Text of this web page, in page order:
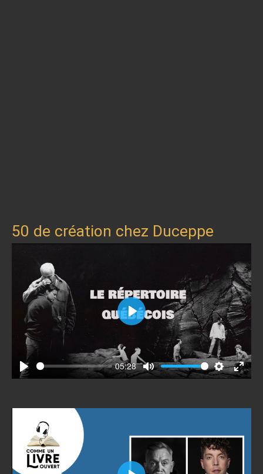
50 de création chez Duceppe
Play
05:28
Mute SettingsEnter
Play